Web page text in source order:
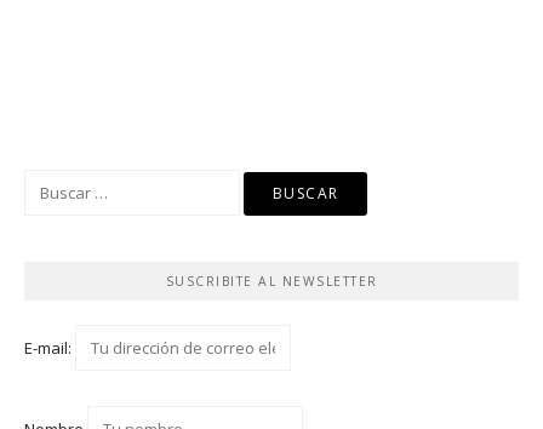
SUSCRIBITE AL NEWSLETTER
E-mail: